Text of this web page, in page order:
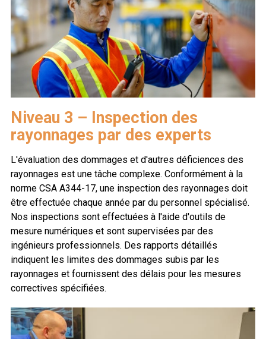
Niveau 3 – Inspection des
rayonnages par des experts
L'évaluation des dommages et d'autres déficiences des
rayonnages est une tâche complexe. Conformément à la
norme CSA A344-17, une inspection des rayonnages doit
être effectuée chaque année par du personnel spécialisé.
Nos inspections sont effectuées à l'aide d'outils de
mesure numériques et sont supervisées par des
ingénieurs professionnels. Des rapports détaillés
indiquent les limites des dommages subis par les
rayonnages et fournissent des délais pour les mesures
correctives spécifiées.